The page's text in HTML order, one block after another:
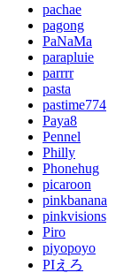
pachae
pagong
PaNaMa
parapluie
parrrr
pasta
pastime774
Paya8
Pennel
Philly
Phonehug
picaroon
pinkbanana
pinkvisions
Piro
piyopoyo
PIえろ